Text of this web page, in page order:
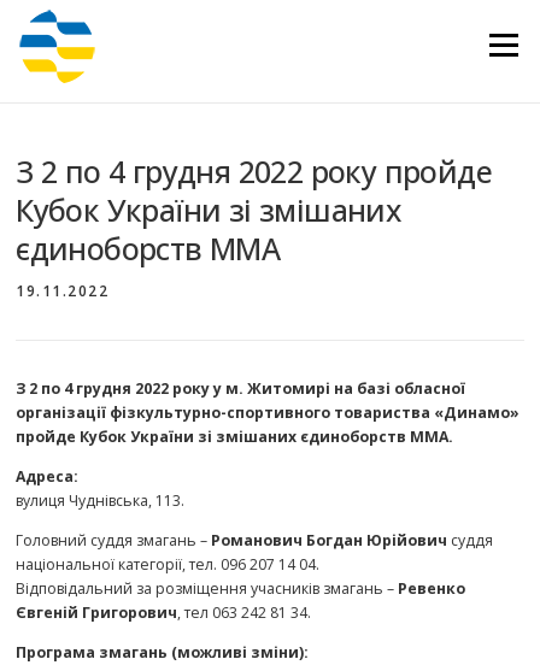
Перейти
вмісту
Меню
З 2 по 4 грудня 2022 року пройде
Кубок України зі змішаних
єдиноборств ММА
19.11.2022
З 2 по 4 грудня 2022 року у м. Житомирі на базі обласної
організації фізкультурно-спортивного товариства «Динамо»
пройде Кубок України зі змішаних єдиноборств ММА.
Адреса:
вулиця Чуднівська, 113.
Головний суддя змагань – Романович Богдан Юрійович суддя
національної категорії, тел. 096 207 14 04.
Відповідальний за розміщення учасників змагань – Ревенко
Євгеній Григорович, тел 063 242 81 34.
Програма змагань (можливі зміни):